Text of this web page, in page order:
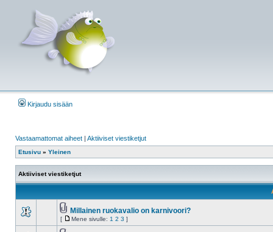
Kirjaudu sisään
Vastaamattomat aiheet | Aktiiviset viestiketjut
Etusivu » Yleinen
Aktiiviset viestiketjut
lukemattomia
liitteet
Millainen ruokavalio on karnivoori?
[
Mene
Mene sivulle: 1 2 3 ]